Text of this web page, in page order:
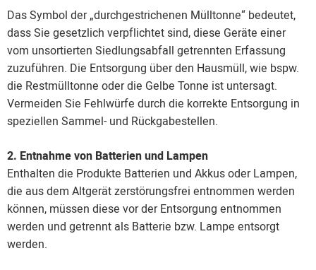
Das Symbol der „durchgestrichenen Mülltonne“ bedeutet,
dass Sie gesetzlich verpflichtet sind, diese Geräte einer
vom unsortierten Siedlungsabfall getrennten Erfassung
zuzuführen. Die Entsorgung über den Hausmüll, wie bspw.
die Restmülltonne oder die Gelbe Tonne ist untersagt.
Vermeiden Sie Fehlwürfe durch die korrekte Entsorgung in
speziellen Sammel- und Rückgabestellen.
2. Entnahme von Batterien und Lampen
Enthalten die Produkte Batterien und Akkus oder Lampen,
die aus dem Altgerät zerstörungsfrei entnommen werden
können, müssen diese vor der Entsorgung entnommen
werden und getrennt als Batterie bzw. Lampe entsorgt
werden.